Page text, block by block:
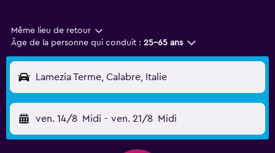
Même lieu de retour
Âge de la personne qui conduit : 25-65 ans
Lamezia Terme, Calabre, Italie
ven. 14/8 Midi - ven. 21/8 Midi